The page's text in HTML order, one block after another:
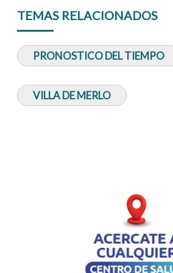
TEMAS RELACIONADOS
PRONOSTICO DEL TIEMPO
VILLA DE MERLO